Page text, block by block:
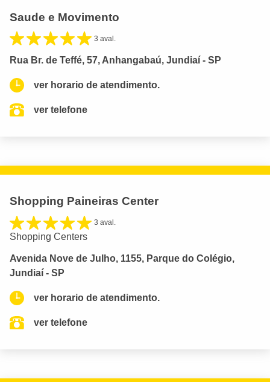
Saude e Movimento
3 aval.
Rua Br. de Teffé, 57, Anhangabaú, Jundiaí - SP
ver horario de atendimento.
ver telefone
Shopping Paineiras Center
3 aval.
Shopping Centers
Avenida Nove de Julho, 1155, Parque do Colégio,
Jundiaí - SP
ver horario de atendimento.
ver telefone